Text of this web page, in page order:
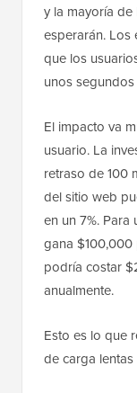
y la mayoría de
esperarán. Los
que los
unos
El impacto va
usuario. La
retraso de 100
del sitio web
en un 7%.
gana
podría costar
anualmente.
Esto es lo que
de carga